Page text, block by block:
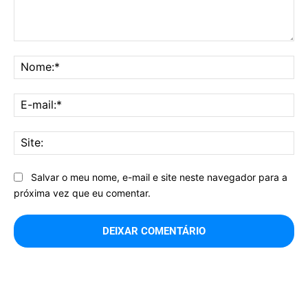
Salvar o meu nome, e-mail e site neste navegador para a
próxima vez que eu comentar.